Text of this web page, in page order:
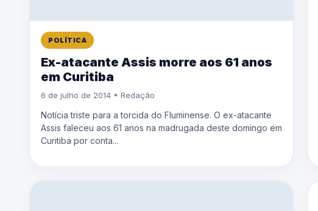
POLÍTICA
Ex-atacante Assis morre aos 61 anos
em Curitiba
6 de julho de 2014 • Redação
Notícia triste para a torcida do Fluminense. O ex-atacante
Assis faleceu aos 61 anos na madrugada deste domingo em
Curitiba por conta...